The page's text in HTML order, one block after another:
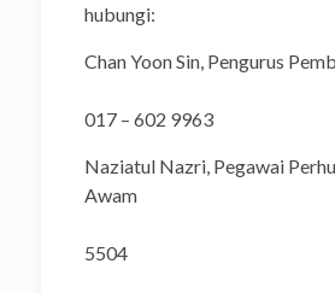
hubungi:
Chan Yoon Sin, Pengurus
017 – 602 9963
Naziatul Nazri, Pegawai
Awam
: 012 –
5504